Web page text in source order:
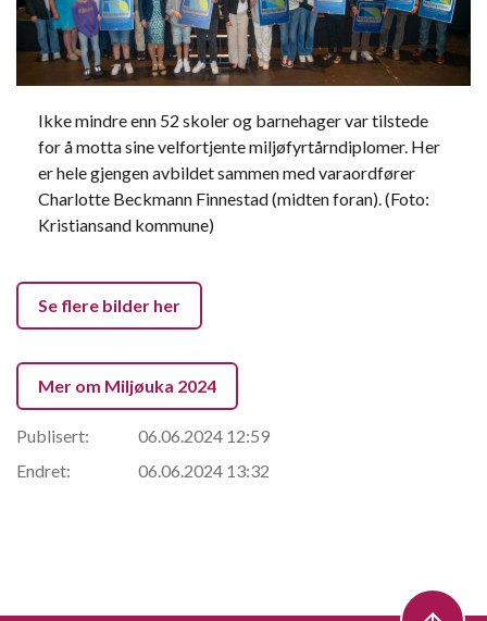
Ikke mindre enn 52 skoler og barnehager var tilstede
for å motta sine velfortjente miljøfyrtårndiplomer. Her
er hele gjengen avbildet sammen med varaordfører
Charlotte Beckmann Finnestad (midten foran). (Foto:
Kristiansand kommune)
Se flere bilder her
Mer om Miljøuka 2024
Publisert:
06.06.2024 12:59
Endret:
06.06.2024 13:32